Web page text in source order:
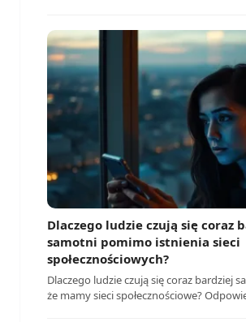
Dlaczego ludzie czują się coraz
samotni pomimo istnienia sieci
społecznościowych?
Dlaczego ludzie czują się coraz bardziej
że mamy sieci społecznościowe?